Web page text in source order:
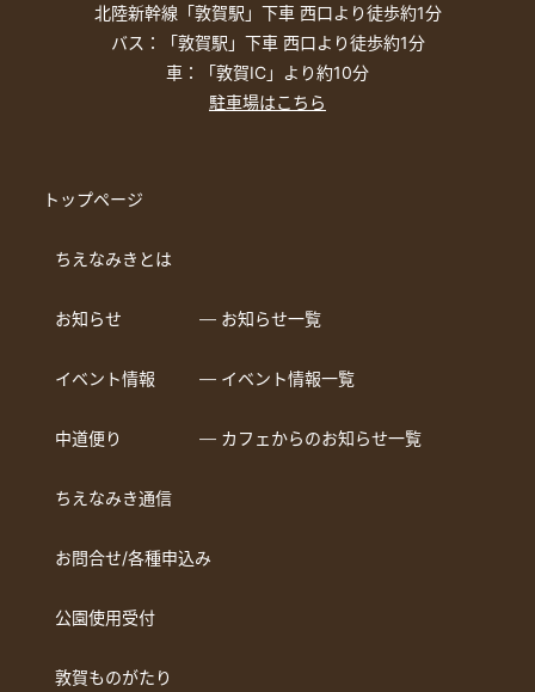
北陸新幹線「敦賀駅」下車 西口より徒歩約1分
バス：「敦賀駅」下車 西口より徒歩約1分
車：「敦賀IC」より約10分
駐車場はこちら
トップページ
ちえなみきとは
お知らせ ― お知らせ一覧
イベント情報 ― イベント情報一覧
中道便り ― カフェからのお知らせ一覧
ちえなみき通信
お問合せ/各種申込み
公園使用受付
敦賀ものがたり